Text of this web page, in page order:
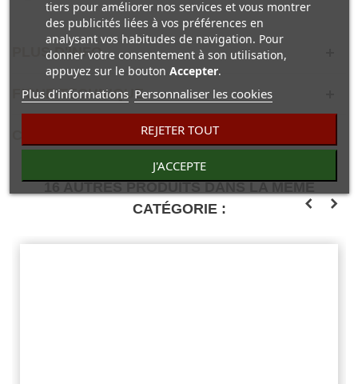
PLUS D'INFO
FICHE TECHNIQUE
CATÉGORIE :
tiers pour améliorer nos services et vous montrer
des publicités liées à vos préférences en
analysant vos habitudes de navigation. Pour
donner votre consentement à son utilisation,
appuyez sur le bouton Accepter.
Plus d'informations Personnaliser les cookies
REJETER TOUT
J'ACCEPTE